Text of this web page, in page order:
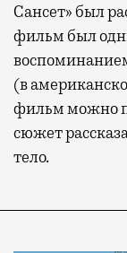
Сансет» был
фильм был
(в
фильм можно
сюжет
тело.